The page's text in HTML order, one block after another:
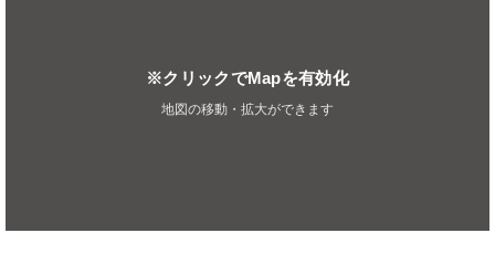
※クリックでMapを有効化
地図の移動・拡大ができます